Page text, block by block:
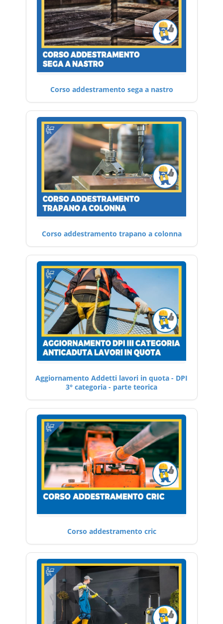
Corso addestramento sega a nastro
Corso addestramento trapano a colonna
Aggiornamento Addetti lavori in quota - DPI
3° categoria - parte teorica
Corso addestramento cric